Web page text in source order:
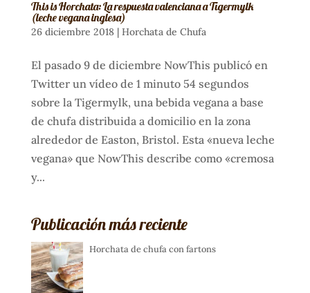
This is Horchata: La respuesta valenciana a Tigermylk
(leche vegana inglesa)
26 diciembre 2018| Horchata de Chufa
El pasado 9 de diciembre NowThis publicó en
Twitter un vídeo de 1 minuto 54 segundos
sobre la Tigermylk, una bebida vegana a base
de chufa distribuida a domicilio en la zona
alrededor de Easton, Bristol. Esta «nueva leche
vegana» que NowThis describe como «cremosa
y...
Publicación más reciente
Horchata de chufa con fartons